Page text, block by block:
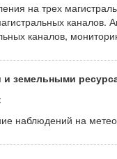
на трех
каналов.
каналов,
земельными
наблюдений на